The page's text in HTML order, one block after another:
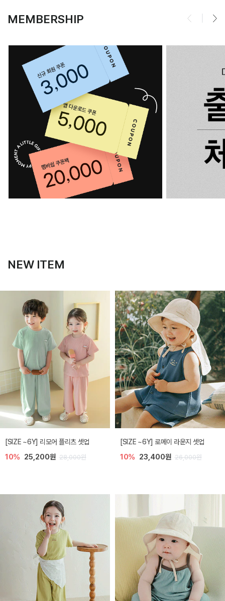
MEMBERSHIP
NEW ITEM
[SIZE ~6Y] 리모어 플리츠 셋업
10% 25,200원 28,000원
[SIZE ~6Y] 로메이 라운지 셋업
10% 23,400원 26,000원